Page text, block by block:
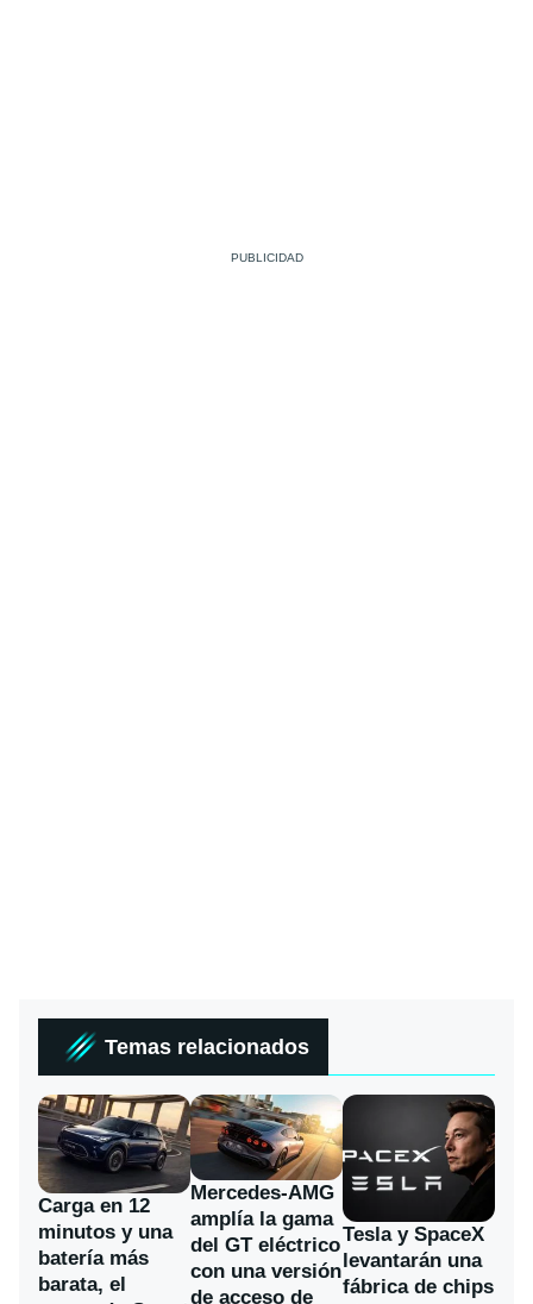
Temas relacionados
Carga en 12
minutos y una
batería más
barata, el
Mercedes-AMG
amplía la gama
del GT eléctrico
con una versión
de acceso de
Tesla y SpaceX
levantarán una
fábrica de chips